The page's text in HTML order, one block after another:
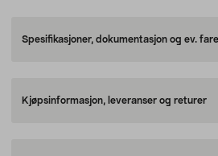
Spesifikasjoner, dokumentasjon og ev.
Kjøpsinformasjon, leveranser og returer